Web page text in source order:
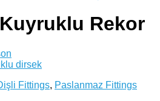
Rekor
Fittings, Paslanmaz Fittings